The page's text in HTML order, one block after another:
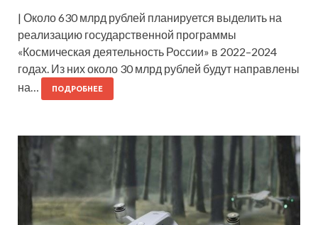
| Около 630 млрд рублей планируется выделить на
реализацию государственной программы
«Космическая деятельность России» в 2022–2024
годах. Из них около 30 млрд рублей будут направлены
на…
ПОДРОБНЕЕ